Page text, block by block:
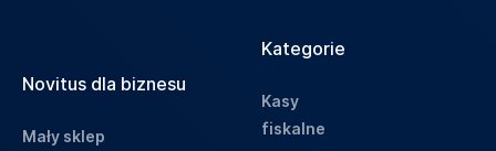
Novitus dla biznesu
Mały sklep
Kategorie
Kasy
fiskalne